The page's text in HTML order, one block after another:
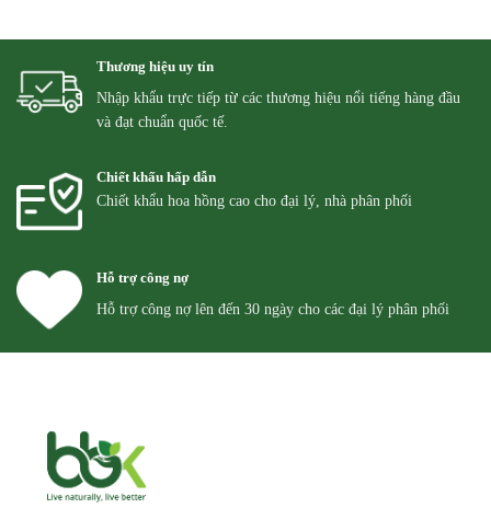
Thương hiệu uy tín
Nhập khẩu trực tiếp từ các thương hiệu nổi tiếng hàng đầu
và đạt chuẩn quốc tế.
Chiết khấu hấp dẫn
Chiết khẩu hoa hồng cao cho đại lý, nhà phân phối
Hỗ trợ công nợ
Hỗ trợ công nợ lên đến 30 ngày cho các đại lý phân phối